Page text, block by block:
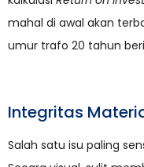
mahal di awal akan
umur trafo 20 tahun
Integritas
Salah satu isu paling